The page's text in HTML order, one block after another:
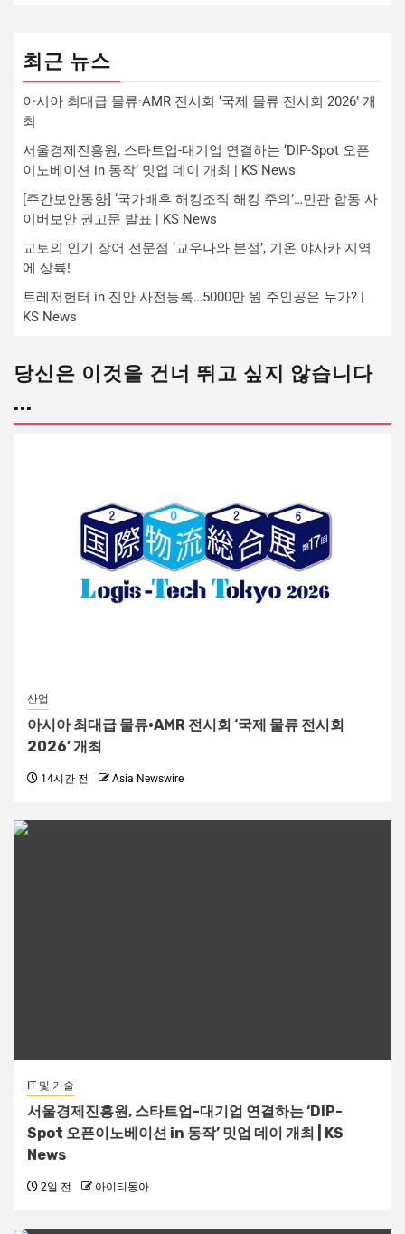
최근 뉴스
아시아 최대급 물류·AMR 전시회 ‘국제 물류 전시회 2026’ 개
최
서울경제진흥원, 스타트업-대기업 연결하는 ‘DIP-Spot 오픈
이노베이션 in 동작’ 밋업 데이 개최 | KS News
[주간보안동향] ‘국가배후 해킹조직 해킹 주의’…민관 합동 사
이버보안 권고문 발표 | KS News
교토의 인기 장어 전문점 ‘교우나와 본점’, 기온 야사카 지역
에 상륙!
트레저헌터 in 진안 사전등록…5000만 원 주인공은 누가? |
KS News
당신은 이것을 건너 뛰고 싶지 않습니다
...
산업
아시아 최대급 물류·AMR 전시회 ‘국제 물류 전시회
2026’ 개최
14시간 전 Asia Newswire
IT 및 기술
서울경제진흥원, 스타트업-대기업 연결하는 ‘DIP-
Spot 오픈이노베이션 in 동작’ 밋업 데이 개최 | KS
News
2일 전 아이티동아